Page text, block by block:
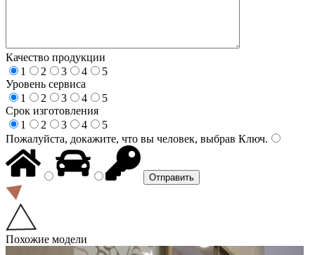
Качество продукции
1
2 3 4
5
Уровень сервиса
1
2 3 4
5
Срок изготовления
1
2 3 4
5
Пожалуйста, докажите, что вы человек, выбрав Ключ.
Похожие модели